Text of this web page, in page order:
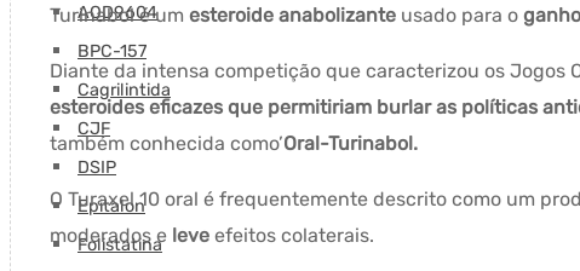
AOD9604
BPC-157
Cagrilintida
CJF
DSIP
Epitalon
Folistatina
Turinabol é um esteroide anabolizante usado para o
Diante da intensa competição que caracterizou os Jogos
esteroides eficazes que permitiriam burlar as políticas
também conhecida como’Oral-Turinabol.
O Turaxel 10 oral é frequentemente descrito como um
moderados e leve efeitos colaterais.